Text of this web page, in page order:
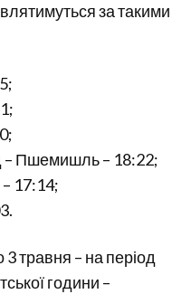
за такими
– Пшемишль – 18:22;
17:14;
травня – на період
години –